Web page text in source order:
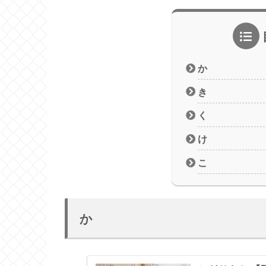
か
き
く
け
こ
か